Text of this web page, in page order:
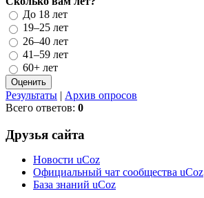
До 18 лет
19–25 лет
26–40 лет
41–59 лет
60+ лет
Результаты | Архив опросов
Всего ответов: 0
Друзья сайта
Новости uCoz
Официальный чат сообщества uCoz
База знаний uCoz